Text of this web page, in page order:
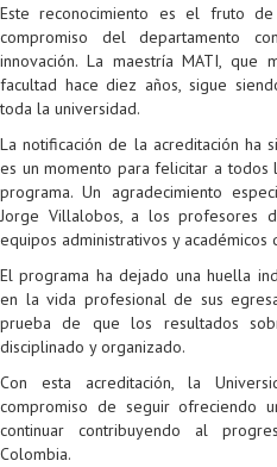
Este reconocimiento es el fruto
compromiso del departamento
innovación. La maestría MATI,
facultad hace diez años, sigue
toda la universidad.
La notificación de la acreditación ha
es un momento para felicitar a
programa. Un agradecimiento
Jorge Villalobos, a los profesores
equipos administrativos y académicos
El programa ha dejado una huella
en la vida profesional de sus
prueba de que los resultados
disciplinado y organizado.
Con esta acreditación, la
compromiso de seguir ofreciendo
continuar contribuyendo al
Colombia.
Proyecto de grado
Reingreso
Reintegro
Retiro voluntario
Transferencia
Grado